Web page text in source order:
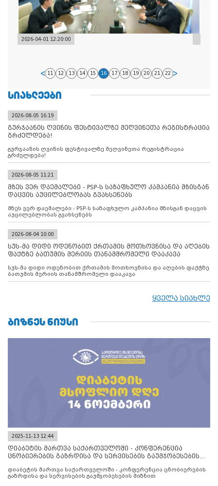
2026-04-01 12:20:00
11 12 13 14 15 16 17 18 19 20 21 22
ᲡᲘᲐᲮᲚᲔᲔᲑᲘ
2026-08-05 16:19
გურჯაანის ღვინის ფესტივალზე მეღვინეთა რეგისტრაცია
გრძელდება!
გურჯაანის ღვინის ფესტივალზე მეღვინეთა რეგისტრაცია
გრძელდება!
2026-08-05 11:21
მზეს ვერ დაემალები - PSP-ს საზაფხულო კამპანია მზისგან
დაცვის აუცილებლობას გვახსენებს
მზეს ვერ დაემალები - PSP-ს საზაფხულო კამპანია მზისგან დაცვის
აუცილებლობას გვახსენებს
2026-08-04 10:00
სუს-მა დიდი ოდენობით ქრთამის მოთხოვნისა და აღების
ფაქტზე ბათუმის მერიის თანამშრომელი დააკავა
სუს-მა დიდი ოდენობით ქრთამის მოთხოვნისა და აღების ფაქტზე
ბათუმის მერიის თანამშრომელი დააკავა
ყველა სიახლე
ᲑᲘᲖᲜᲔᲡ ᲜᲘᲣᲡᲘ
2025-11-13 12:44
დიაბეტის მართვა საქართველოში - კონფერენცია
ცნობიერების გაზრდისა და სერვისების გაუმჯობესების
დიაბეტის მართვა საქართველოში - კონფერენცია ცნობიერების
გაზრდისა და სერვისების გაუმჯობესების მიზნით